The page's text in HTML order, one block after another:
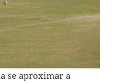
se aproximar a